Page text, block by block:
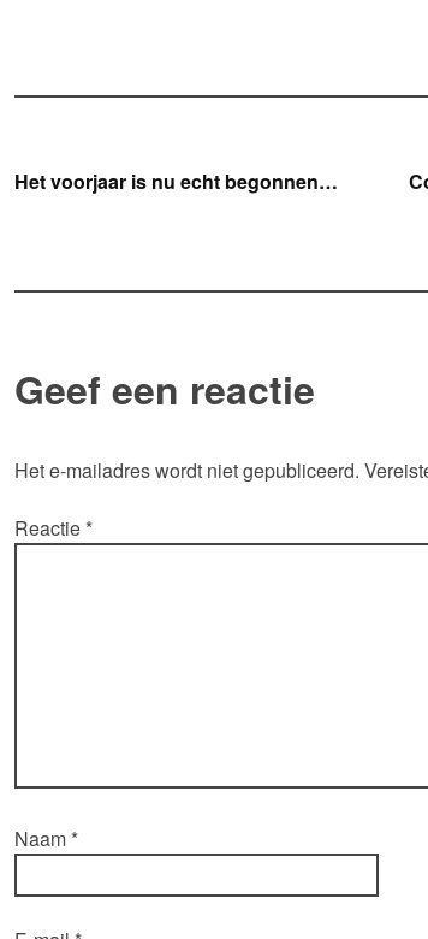
Bericht
Het voorjaar is nu echt begonnen…
Geef een reactie
Het e-mailadres wordt niet gepubliceerd.
Reactie *
Naam *